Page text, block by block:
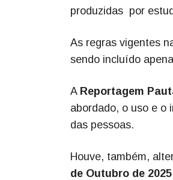
produzidas por
As regras vigentes
sendo incluído
A Reportagem
abordado, o uso e o
das pessoas.
Houve, também,
de Outubro de